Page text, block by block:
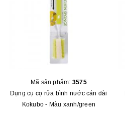
Mã sản phẩm: 3575
Dụng cụ cọ rửa bình nước cán dài
Kokubo - Màu xanh/green